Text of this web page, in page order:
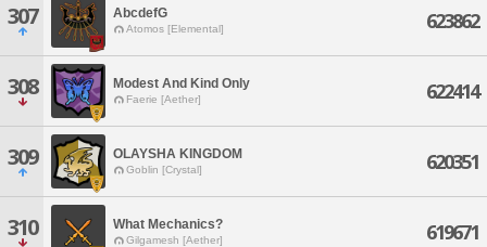
307 AbcdefG
Atomos [Elemental] 623862
308 Modest And Kind Only
Faerie [Aether] 622414
309 OLAYSHA KINGDOM
Goblin [Crystal] 620351
310 What Mechanics?
Gilgamesh [Aether] 619671